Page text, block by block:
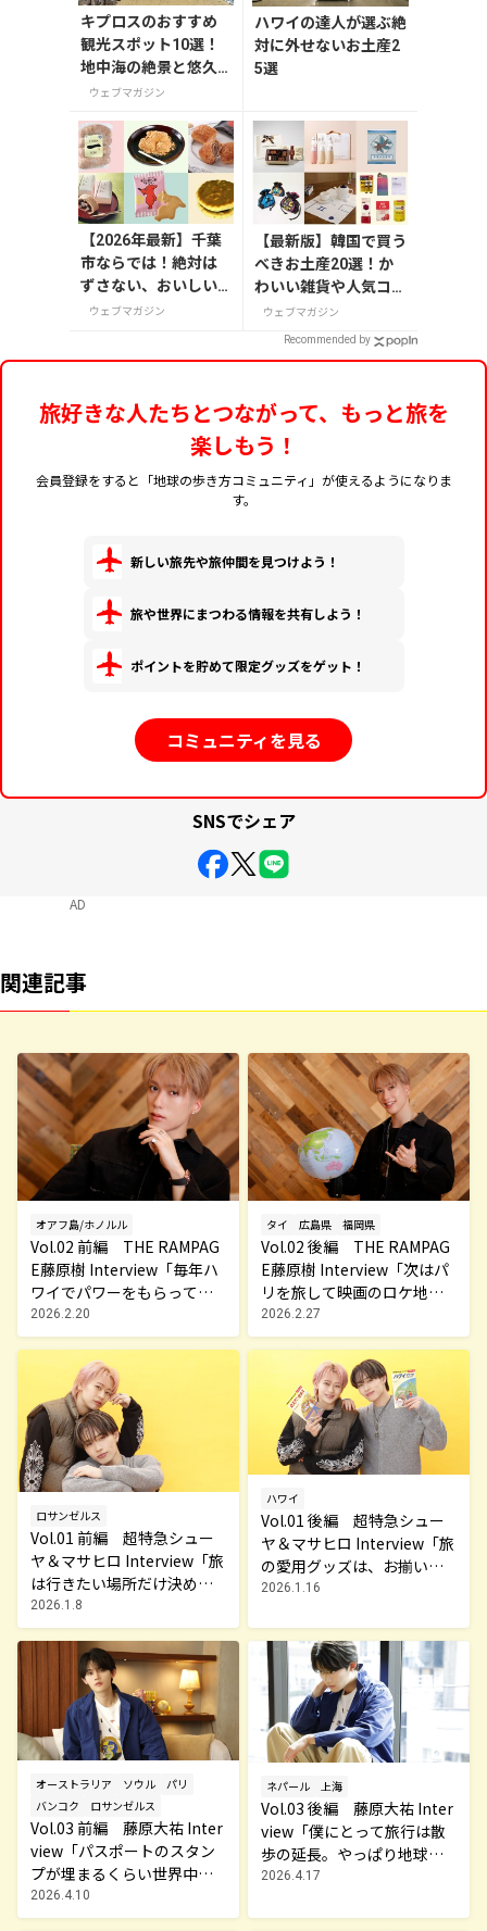
キプロスのおすすめ
観光スポット10選！
地中海の絶景と悠久
の歴史を巡る
ウェブマガジン
ハワイの達人が選ぶ絶
対に外せないお土産2
5選
【2026年最新】千葉
市ならでは！絶対は
ずさない、おいしい
お土産10選
ウェブマガジン
【最新版】韓国で買う
べきお土産20選！か
わいい雑貨や人気コス
メを紹介
ウェブマガジン
Recommended by
旅好きな人たちとつながって、もっと旅を
楽しもう！
会員登録をすると「地球の歩き方コミュニティ」が使えるようになりま
す。
新しい旅先や旅仲間を見つけよう！
旅や世界にまつわる情報を共有しよう！
ポイントを貯めて限定グッズをゲット！
コミュニティを見る
SNSでシェア
AD
関連記事
オアフ島/ホノルル
Vol.02 前編 THE RAMPAG
E藤原樹 Interview「毎年ハ
ワイでパワーをもらってい
ます」～MY TRAVEL STORY
～
2026.2.20
タイ 広島県 福岡県
Vol.02 後編 THE RAMPAG
E藤原樹 Interview「次はパ
リを旅して映画のロケ地を
巡ってみたい！」～MY TRA
VEL STORY～
2026.2.27
ロサンゼルス
Vol.01 前編 超特急シュー
ヤ＆マサヒロ Interview「旅
は行きたい場所だけ決め
て、あとはノリ！」～MY TR
AVEL STORY～
2026.1.8
ハワイ
Vol.01 後編 超特急シュー
ヤ＆マサヒロ Interview「旅
の愛用グッズは、お揃いの
キャリー」～MY TRAVEL ST
2026.1.16
オーストラリア ソウル
パリ
バンコク
ロサンゼルス
Vol.03 前編 藤原大祐 Inter
view「パスポートのスタン
プが埋まるくらい世界中を
旅してきました」～MY TRA
VEL STORY～
2026.4.10
ネパール 上海
Vol.03 後編 藤原大祐 Inter
view「僕にとって旅行は散
歩の延長。やっぱり地球は
歩かないと！」～MY TRAVE
2026.4.17